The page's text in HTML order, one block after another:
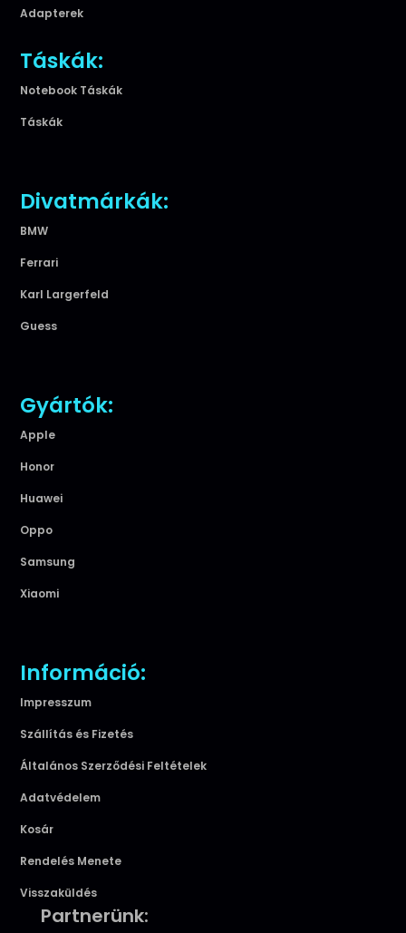
Adapterek
Táskák:
Notebook Táskák
Táskák
Divatmárkák:
BMW
Ferrari
Karl Largerfeld
Guess
Gyártók:
Apple
Honor
Huawei
Oppo
Samsung
Xiaomi
Információ:
Impresszum
Szállítás és Fizetés
Általános Szerződési Feltételek
Adatvédelem
Kosár
Rendelés Menete
Visszaküldés
Partnerünk: